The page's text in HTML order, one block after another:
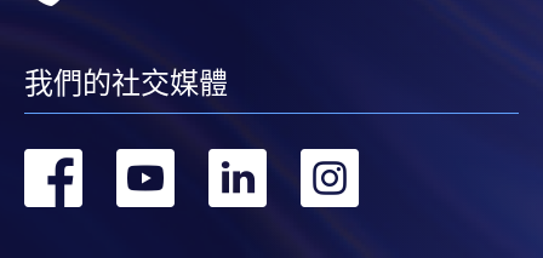
我們的社交媒體
轉
轉
轉